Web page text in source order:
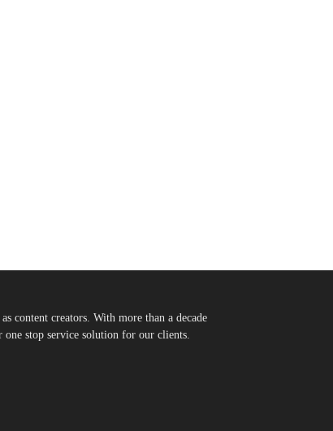
content creators. With more than a decade
stop service solution for our clients.